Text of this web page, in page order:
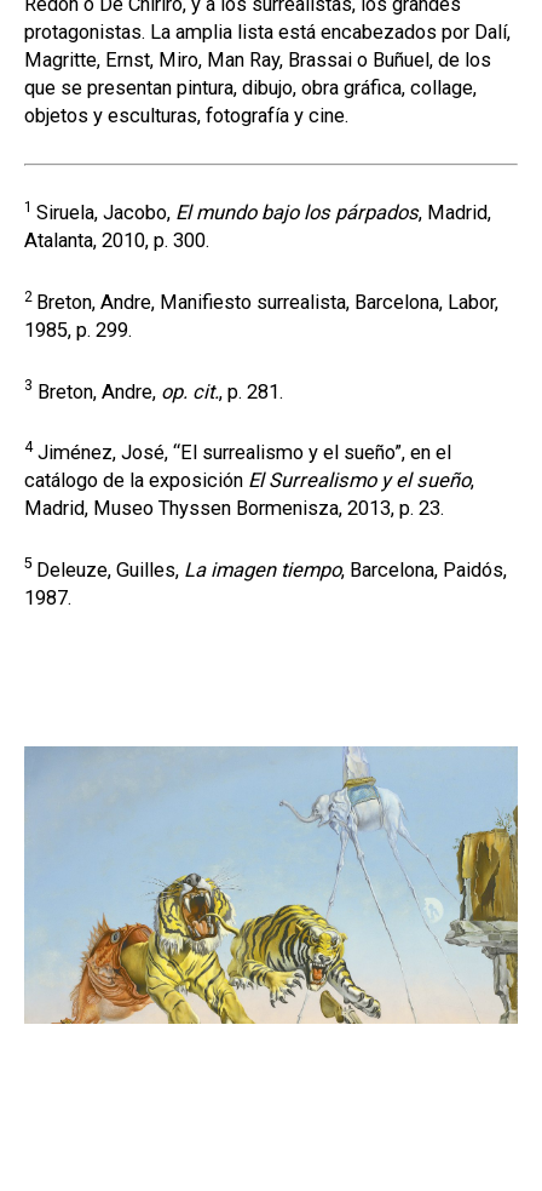
Redón o De Chiriro, y a los surrealistas, los grandes
protagonistas. La amplia lista está encabezados por Dalí,
Magritte, Ernst, Miro, Man Ray, Brassai o Buñuel, de los
que se presentan pintura, dibujo, obra gráfica, collage,
objetos y esculturas, fotografía y cine.
1 Siruela, Jacobo, El mundo bajo los párpados, Madrid,
Atalanta, 2010, p. 300.
2 Breton, Andre, Manifiesto surrealista, Barcelona, Labor,
1985, p. 299.
3 Breton, Andre, op. cit., p. 281.
4Jiménez, José, “El surrealismo y el sueño”, en el
catálogo de la exposición El Surrealismo y el sueño,
Madrid, Museo Thyssen Bormenisza, 2013, p. 23.
5 Deleuze, Guilles, La imagen tiempo, Barcelona, Paidós,
1987.